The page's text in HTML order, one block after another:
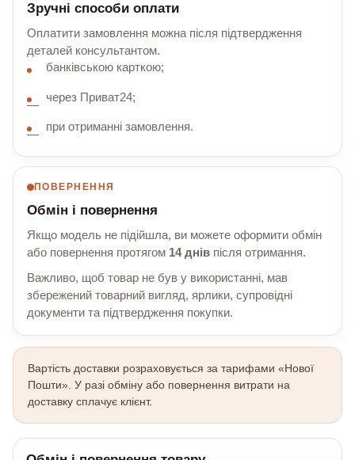
Зручні способи оплати
Оплатити замовлення можна після підтвердження
деталей консультантом.
банківською карткою;
через Приват24;
при отриманні замовлення.
ПОВЕРНЕННЯ
Обмін і повернення
Якщо модель не підійшла, ви можете оформити обмін
або повернення протягом 14 днів після отримання.
Важливо, щоб товар не був у використанні, мав
збережений товарний вигляд, ярлики, супровідні
документи та підтвердження покупки.
Вартість доставки розраховується за тарифами «Нової
Пошти». У разі обміну або повернення витрати на
доставку сплачує клієнт.